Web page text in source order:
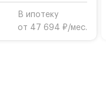
В ипотеку
от 47 694 ₽/мес.